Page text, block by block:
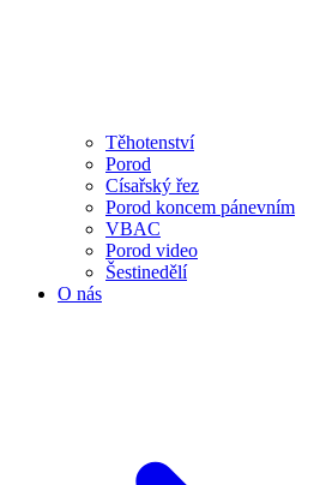
Těhotenství
Porod
Císařský řez
Porod koncem pánevním
VBAC
Porod video
Šestinedělí
O nás